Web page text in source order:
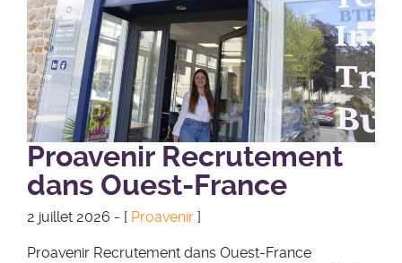
Proavenir Recrutement
dans Ouest-France
2 juillet 2026 - [ Proavenir ]
Proavenir Recrutement dans Ouest-France